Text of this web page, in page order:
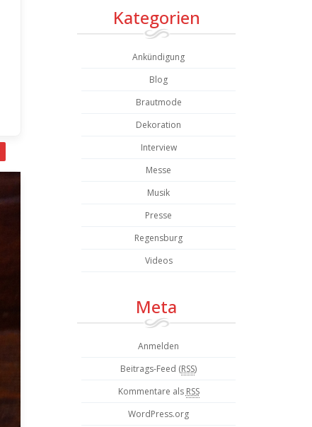
Kategorien
Ankündigung
Blog
Brautmode
Dekoration
Interview
Messe
Musik
Presse
Regensburg
Videos
Meta
Anmelden
Beitrags-Feed (RSS)
Kommentare als RSS
WordPress.org